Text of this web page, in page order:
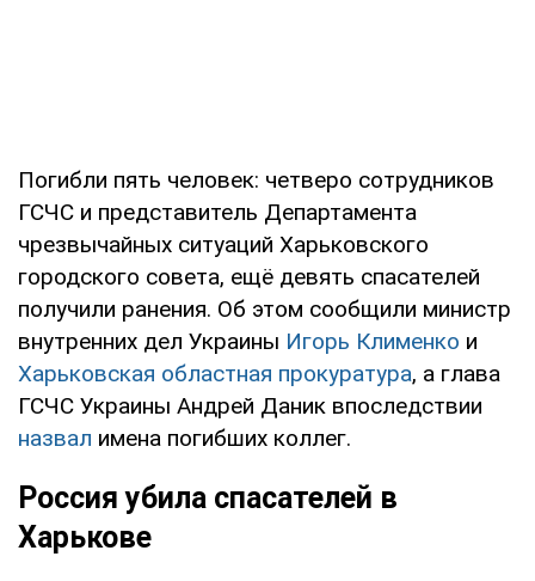
Погибли пять человек: четверо сотрудников
ГСЧС и представитель Департамента
чрезвычайных ситуаций Харьковского
городского совета, ещё девять спасателей
получили ранения. Об этом сообщили министр
внутренних дел Украины Игорь Клименко и
Харьковская областная прокуратура, а глава
ГСЧС Украины Андрей Даник впоследствии
назвал имена погибших коллег.
Россия убила спасателей в
Харькове